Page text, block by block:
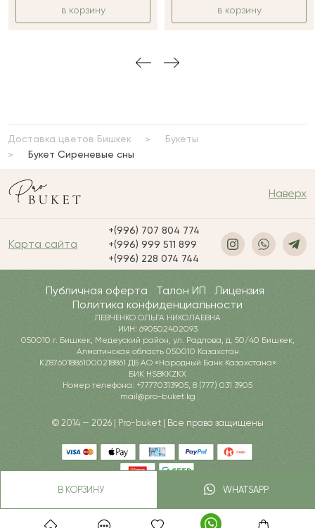
В КОРЗИНУ WHATSAPP
в корзину в корзину
Доставка цветов Бишкек
Букеты
Букет Сиреневые сны
Наверх
Карта сайта
+(996) 707 804 774
+(996) 999 511 899
+(996) 228 074 744
Публичная оферта Талон ИП
Лицензия
Политика конфиденциальности
ЛЕВЧЕНКО ОЛЬГА НИКОЛАЕВНА
ИИН: 690502402093
050010 г. Бишкек, Медеуский район, ул. Радлова, д. 50/40 Бишкек,
Алматинская область 050010 Казахстан
KZ876018861000218861 ДБ АО «Народный Банк Казахстана»
БИК HSBKKZKX
Номер телефона: +77770313905, 8 (777) 031 3905
mail@pro-buket.kg
© 2014 — 2026 | Pro-buket | Все права защищены